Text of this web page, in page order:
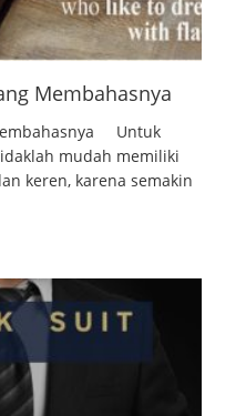
Membahasnya
Untuk
mudah memiliki
keren, karena semakin